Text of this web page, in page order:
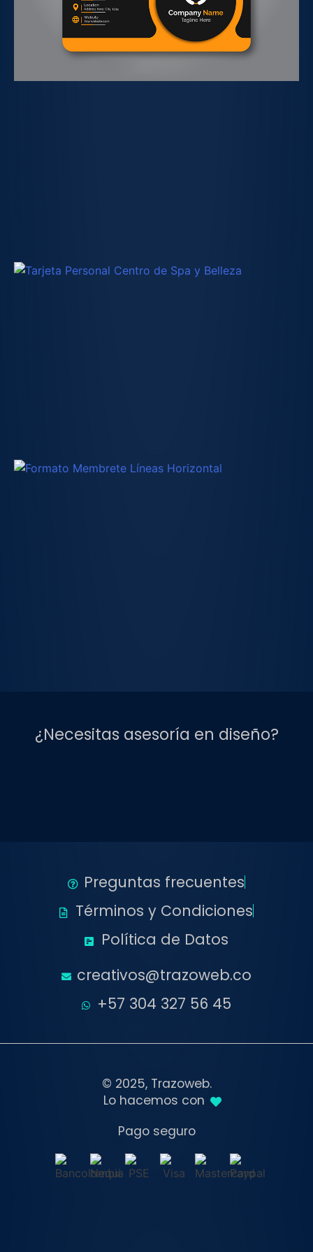
¿Necesitas asesoría en diseño?
Preguntas frecuentes
Términos y Condiciones
Política de Datos
creativos@trazoweb.co
+57 304 327 56 45
© 2025, Trazoweb.
Lo hacemos con
Pago seguro